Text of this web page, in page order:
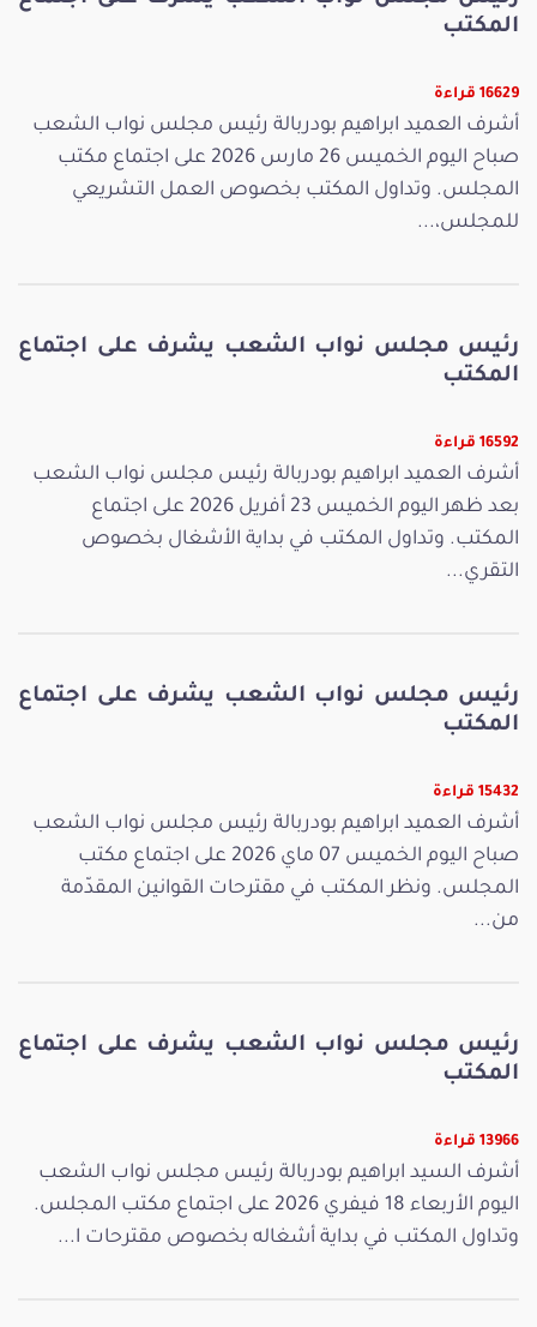
المكتب
16629 قراءة
أشرف العميد ابراهيم بودربالة رئيس مجلس نواب الشعب
صباح اليوم الخميس 26 مارس 2026 على اجتماع مكتب
المجلس. وتداول المكتب بخصوص العمل التشريعي
للمجلس،...
رئيس مجلس نواب الشعب يشرف على اجتماع
المكتب
16592 قراءة
أشرف العميد ابراهيم بودربالة رئيس مجلس نواب الشعب
بعد ظهر اليوم الخميس 23 أفريل 2026 على اجتماع
المكتب. وتداول المكتب في بداية الأشغال بخصوص
التقري...
رئيس مجلس نواب الشعب يشرف على اجتماع
المكتب
15432 قراءة
أشرف العميد ابراهيم بودربالة رئيس مجلس نواب الشعب
صباح اليوم الخميس 07 ماي 2026 على اجتماع مكتب
المجلس. ونظر المكتب في مقترحات القوانين المقدّمة
من...
رئيس مجلس نواب الشعب يشرف على اجتماع
المكتب
13966 قراءة
أشرف السيد ابراهيم بودربالة رئيس مجلس نواب الشعب
اليوم الأربعاء 18 فيفري 2026 على اجتماع مكتب المجلس.
وتداول المكتب في بداية أشغاله بخصوص مقترحات ا...